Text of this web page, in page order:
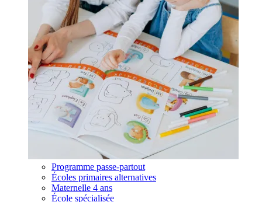
Programme passe-partout
Écoles primaires alternatives
Maternelle 4 ans
École spécialisée